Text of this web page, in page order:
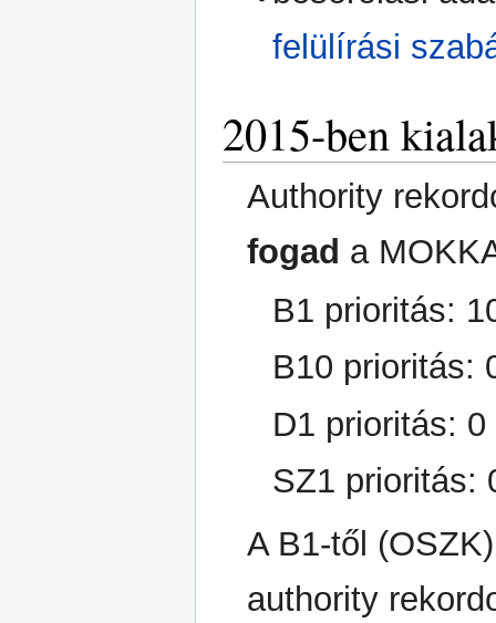
felülírási
2015-ben
Authority
fogad a
B1 prioritás:
B10 prioritás:
D1 prioritás: 0
SZ1 prioritás:
A B1-től
authority